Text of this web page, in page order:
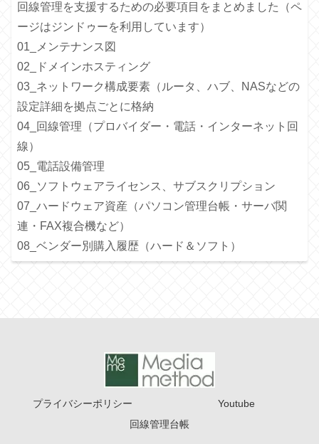
回線管理を支援するための必要項目をまとめました（ペ
ージはジンドゥーを利用しています）
01_メンテナンス図
02_ドメインホスティング
03_ネットワーク構成要素（ルータ、ハブ、NASなどの
設定詳細を拠点ごとに格納
04_回線管理（プロバイダー・電話・インターネット回
線）
05_電話設備管理
06_ソフトウェアライセンス、サブスクリプション
07_ハードウェア資産（パソコン管理台帳・サーバ関
連・FAX複合機など）
08_ベンダー別購入履歴（ハード＆ソフト）
プライバシーポリシー
Youtube
回線管理台帳